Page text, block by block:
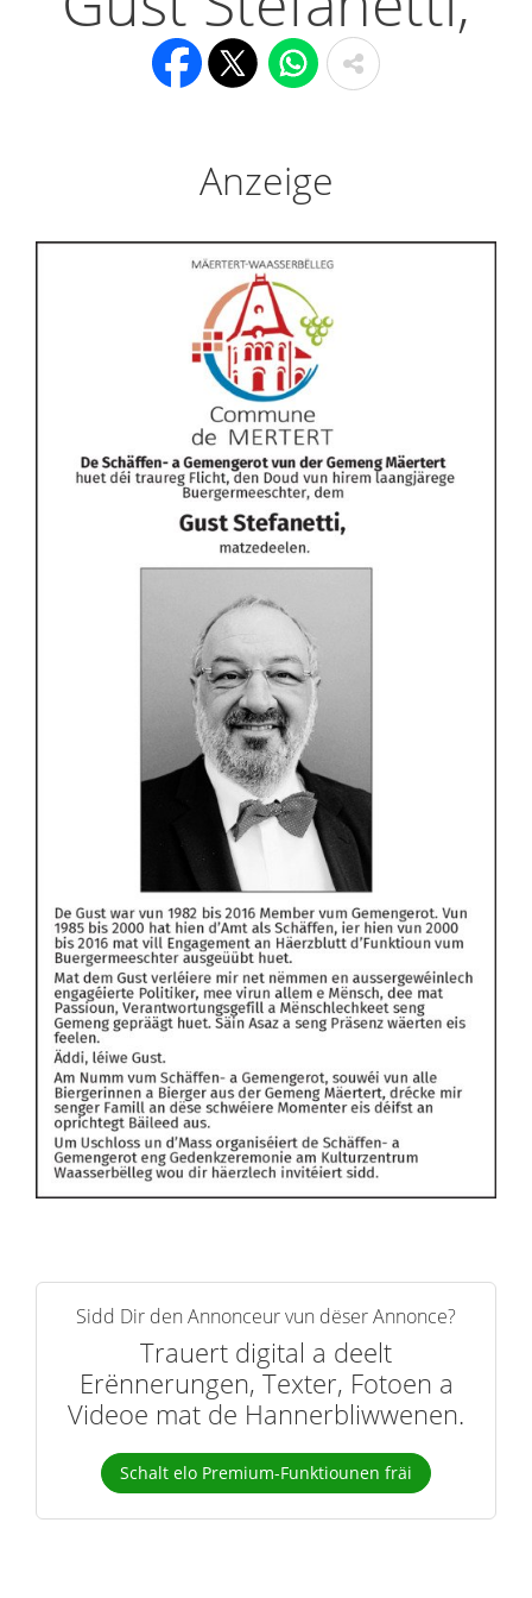
Anzeige
Sidd Dir den Annonceur vun dëser Annonce?
Trauert digital a deelt
Erënnerungen, Texter, Fotoen a
Videoe mat de Hannerbliwwenen.
Schalt elo Premium-Funktiounen fräi